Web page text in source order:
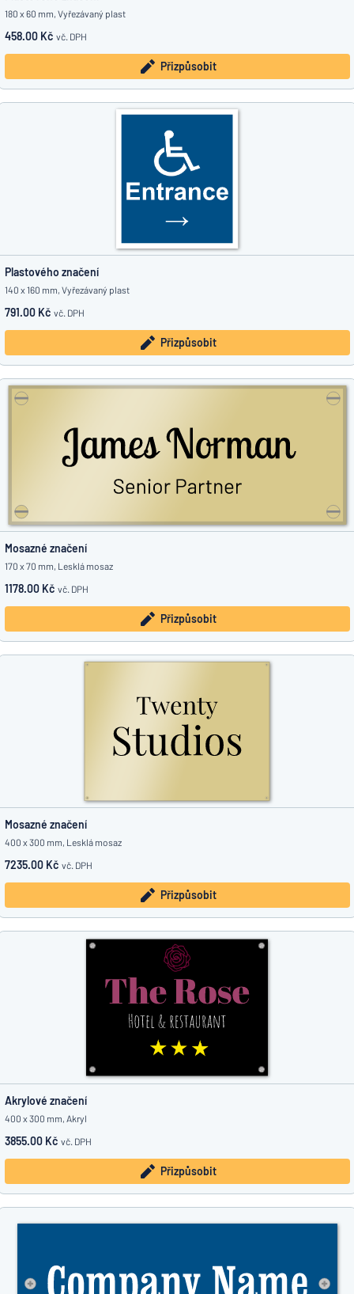
180 x 60 mm, Vyřezávaný plast
458.00 Kč vč. DPH
Přizpůsobit
Plastového značení
140 x 160 mm, Vyřezávaný plast
791.00 Kč vč. DPH
Přizpůsobit
Mosazné značení
170 x 70 mm, Lesklá mosaz
1178.00 Kč vč. DPH
Přizpůsobit
Mosazné značení
400 x 300 mm, Lesklá mosaz
7235.00 Kč vč. DPH
Přizpůsobit
Akrylové značení
400 x 300 mm, Akryl
3855.00 Kč vč. DPH
Přizpůsobit